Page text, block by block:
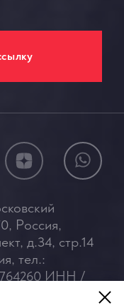
Россия,
д.34, стр.14
тел.:
ИНН /